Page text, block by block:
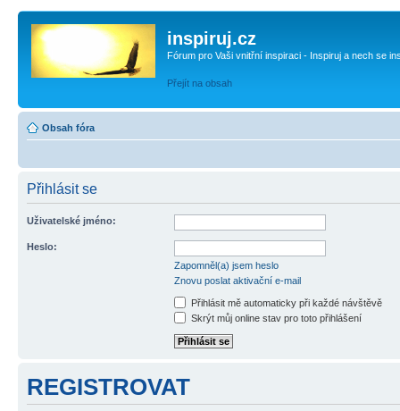
inspiruj.cz
Fórum pro Vaši vnitřní inspiraci - Inspiruj a nech se
Přejít na obsah
Obsah fóra
Přihlásit se
Uživatelské jméno:
Heslo:
Zapomněl(a) jsem heslo
Znovu poslat aktivační e-mail
Přihlásit mě automaticky při každé návštěvě
Skrýt můj online stav pro toto přihlášení
REGISTROVAT